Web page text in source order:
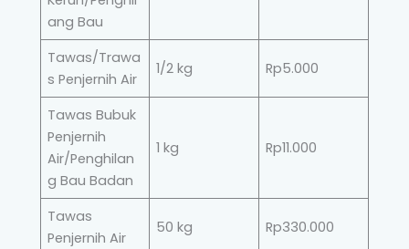
ang Bau
Tawas/Trawa
s Penjernih Air
1/2 kg Rp5.000
Tawas Bubuk
Penjernih
Air/Penghilan
g Bau Badan
1 kg Rp11.000
Tawas
Penjernih Air
50 kg Rp330.000